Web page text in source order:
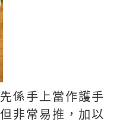
係手上當作護手
非常易推，加以